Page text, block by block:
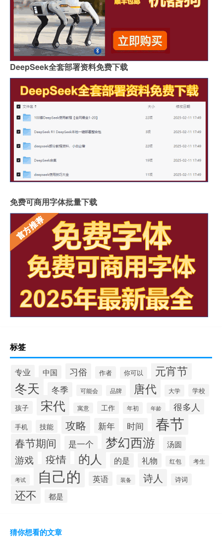
DeepSeek全套部署资料免费下载
免费可商用字体批量下载
标签
专业 中国 习俗 作者 你可以 元宵节
冬天 冬季 可能会 品牌 唐代 大学 学校
孩子 宋代 寓意 工作 年初 年龄 很多人
手机 技能 攻略 新年 时间 春节
春节期间 是一个 梦幻西游 汤圆
游戏 疫情 的人 的是 礼物 红包 考生
考试 自己的 英语 装备 诗人 诗词
还不 都是
猜你想看的文章